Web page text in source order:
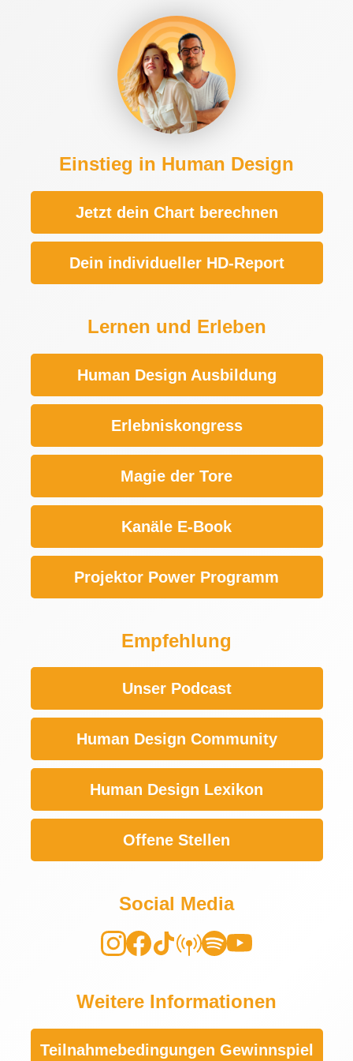
Einstieg in Human Design
Jetzt dein Chart berechnen
Dein individueller HD-Report
Lernen und Erleben
Human Design Ausbildung
Erlebniskongress
Magie der Tore
Kanäle E-Book
Projektor Power Programm
Empfehlung
Unser Podcast
Human Design Community
Human Design Lexikon
Offene Stellen
Social Media
Weitere Informationen
Teilnahmebedingungen Gewinnspiel